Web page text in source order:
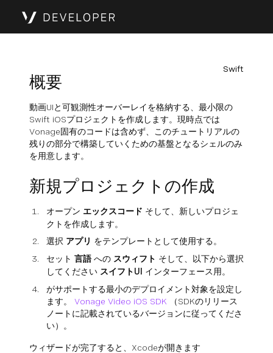
Swift
概要
動画UIと可観測性オーバーレイを格納する、最小限の
Swift iOSプロジェクトを作成します。現時点では
Vonage固有のコードは含めず、このチュートリアルの
残りの部分で構築していくための基盤となるシェルのみ
を用意します。
新規プロジェクトの作成
オープン エックスコード そして、新しいプロジェ
クトを作成します。
選択 アプリ をテンプレートとして使用する。
セット 言語 への スウィフト そして、以下から選択
してください スイフトUI
インターフェース用。
がサポートする最小のデプロイメント対象を設定し
ます。 Vonage Video iOS SDK （SDKのリリース
ノートに記載されているバージョンに従ってくださ
い）。
ウィザードが完了すると、Xcodeが開きます